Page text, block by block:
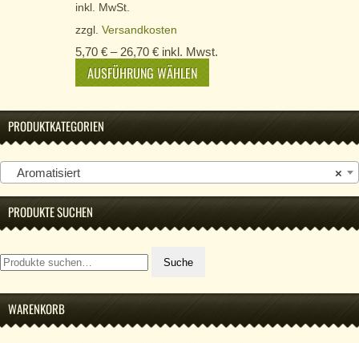
inkl. MwSt.
zzgl. Versandkosten
5,70 € – 26,70 € inkl. Mwst.
AUSFÜHRUNG WÄHLEN
PRODUKTKATEGORIEN
×
Aromatisiert
PRODUKTE SUCHEN
Suche
nach:
Suche
WARENKORB